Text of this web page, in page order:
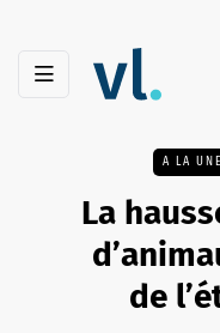
A LA UNE
La
de